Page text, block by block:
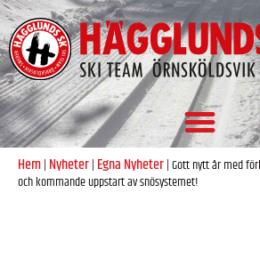
Hem| Nyheter| Egna Nyheter|Gott nytt år med
och kommande uppstart av snösystemet!